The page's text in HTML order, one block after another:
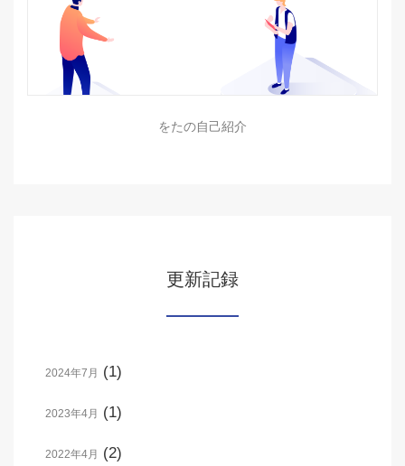
をたの自己紹介
更新記録
2024年7月 (1)
2023年4月 (1)
2022年4月 (2)